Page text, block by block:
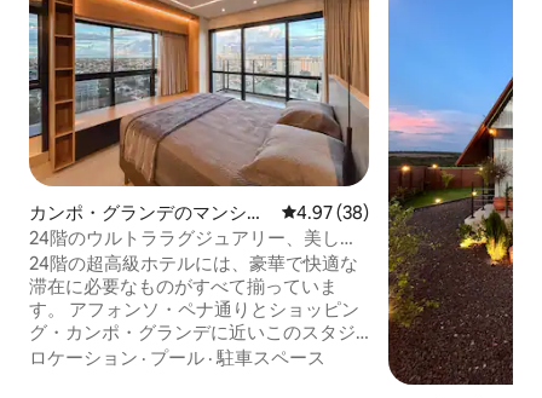
カンポ・グランデのマンショ
ン・アパート
レビュー38件、5つ星中4.97つ
4.97 (38)
24階のウルトララグジュアリー、美しい
景色
24階の超高級ホテルには、豪華で快適な
滞在に必要なものがすべて揃っていま
す。 アフォンソ・ペナ通りとショッピン
グ・カンポ・グランデに近いこのスタジ
オの眺めは、それだけでも見ものです。
ロケーション · プール ·駐車スペース